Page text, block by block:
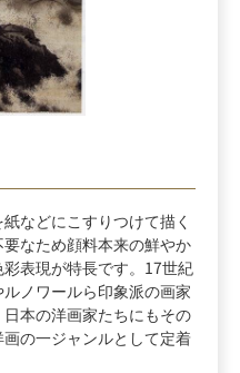
などにこすりつけて描く
なため顔料本来の鮮やか
表現が特長です。17世紀
ノワールら印象派の画家
本の洋画家たちにもその
の一ジャンルとして定着